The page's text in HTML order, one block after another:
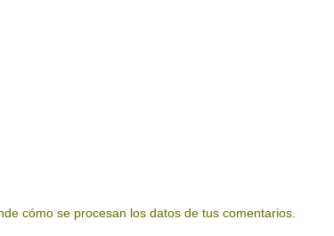
cómo se procesan los datos de tus comentarios.